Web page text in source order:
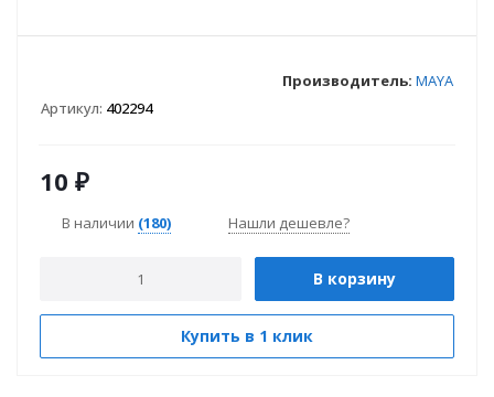
Артикул: 402294
Производитель: MAYA
10 ₽
В наличии (180) Нашли дешевле?
В корзину
Купить в 1 клик